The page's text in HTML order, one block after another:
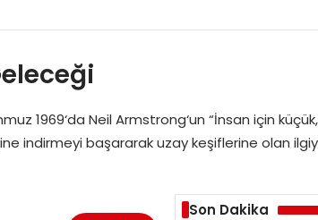
1969‘da Neil Armstrong‘un “İnsan için
indirmeyi başararak uzay keşiflerine olan
Son Dakika